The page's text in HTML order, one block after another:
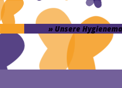
» Unsere